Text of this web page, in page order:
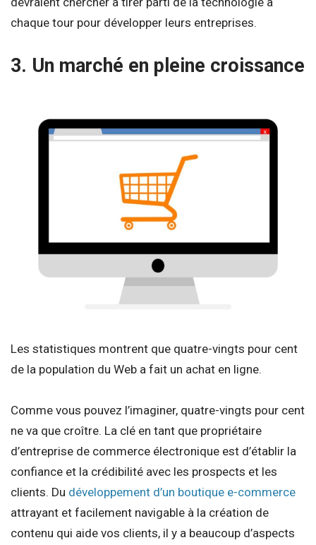
chaque tour pour développer leurs entreprises.
3. Un marché en pleine croissance
Les statistiques montrent que quatre-vingts pour cent
de la population du Web a fait un achat en ligne.
Comme vous pouvez l’imaginer, quatre-vingts pour cent
ne va que croître. La clé en tant que propriétaire
d’entreprise de commerce électronique est d’établir la
confiance et la crédibilité avec les prospects et les
clients. Du développement d’un boutique e-commerce
attrayant et facilement navigable à la création de
contenu qui aide vos clients, il y a beaucoup d’aspects